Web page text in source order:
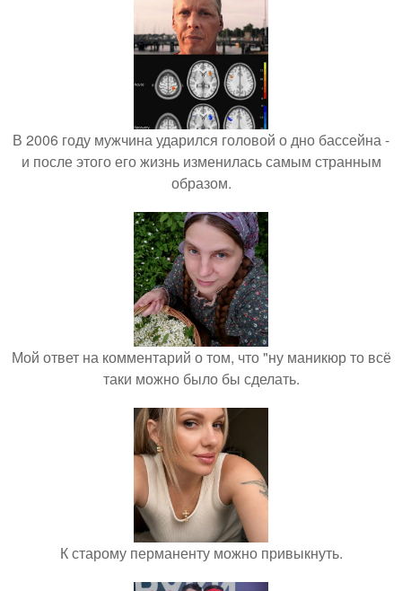
В 2006 году мужчина ударился головой о дно бассейна -
и после этого его жизнь изменилась самым странным
образом.
Мой ответ на комментарий о том, что "ну маникюр то всё
таки можно было бы сделать.
К старому перманенту можно привыкнуть.